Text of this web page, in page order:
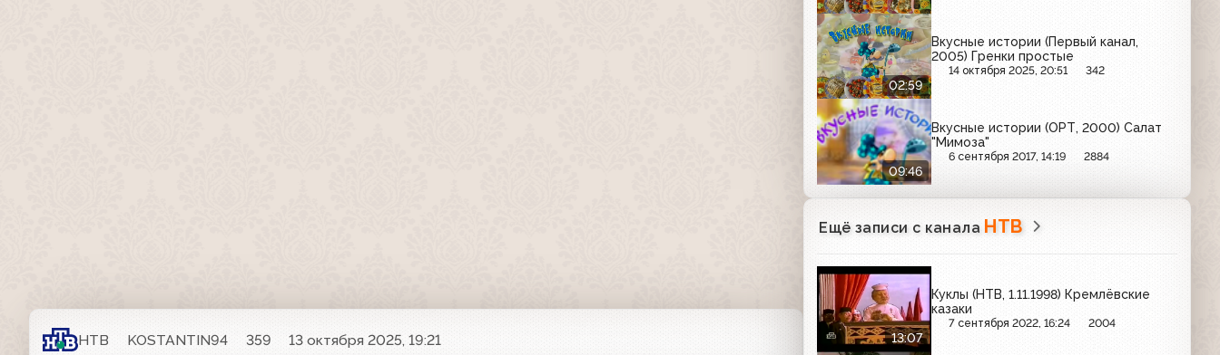
НТВ KOSTANTIN94 359
13 октября 2025, 19:21
02:59
Вкусные истории (Первый канал,
2005) Гренки простые
14 октября 2025, 20:51 342
09:46
Вкусные истории (ОРТ, 2000) Салат
"Мимоза"
6 сентября 2017, 14:19 2884
Ещё записи с канала НТВ
13:07
Куклы (НТВ, 1.11.1998) Кремлёвские
казаки
7 сентября 2022, 16:24 2004